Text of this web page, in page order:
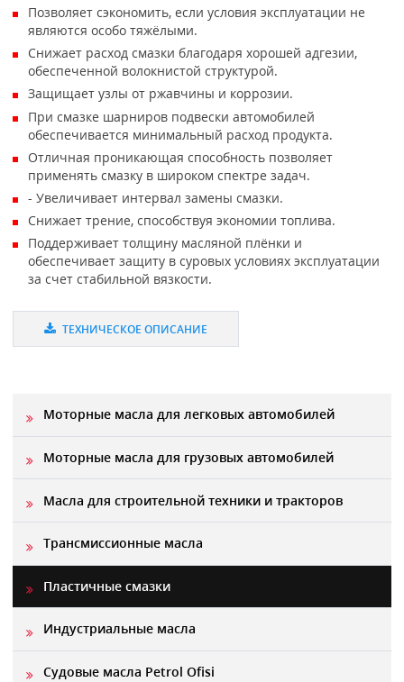
Позволяет сэкономить, если условия эксплуатации не
являются особо тяжёлыми.
Снижает расход смазки благодаря хорошей адгезии,
обеспеченной волокнистой структурой.
Защищает узлы от ржавчины и коррозии.
При смазке шарниров подвески автомобилей
обеспечивается минимальный расход продукта.
Отличная проникающая способность позволяет
применять смазку в широком спектре задач.
- Увеличивает интервал замены смазки.
Снижает трение, способствуя экономии топлива.
Поддерживает толщину масляной плёнки и
обеспечивает защиту в суровых условиях эксплуатации
за счет стабильной вязкости.
ТЕХНИЧЕСКОЕ ОПИСАНИЕ
Моторные масла для легковых автомобилей
Моторные масла для грузовых автомобилей
Масла для строительной техники и тракторов
Трансмиссионные масла
Пластичные смазки
Индустриальные масла
Судовые масла Petrol Ofisi